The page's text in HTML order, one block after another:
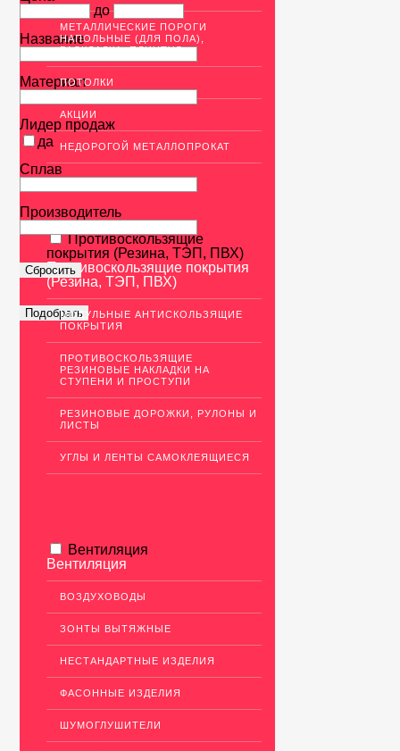
МЕТАЛЛИЧЕСКИЕ ПОРОГИ
НАПОЛЬНЫЕ (ДЛЯ ПОЛА),
РАСКЛАДКА, ПЛИНТУС
ПОТОЛКИ
АКЦИИ
НЕДОРОГОЙ МЕТАЛЛОПРОКАТ
Противоскользящие
покрытия (Резина, ТЭП, ПВХ)
Противоскользящие покрытия
(Резина, ТЭП, ПВХ)
МОДУЛЬНЫЕ АНТИСКОЛЬЗЯЩИЕ
ПОКРЫТИЯ
ПРОТИВОСКОЛЬЗЯЩИЕ
РЕЗИНОВЫЕ НАКЛАДКИ НА
СТУПЕНИ И ПРОСТУПИ
РЕЗИНОВЫЕ ДОРОЖКИ, РУЛОНЫ И
ЛИСТЫ
УГЛЫ И ЛЕНТЫ САМОКЛЕЯЩИЕСЯ
Вентиляция
Вентиляция
ВОЗДУХОВОДЫ
ЗОНТЫ ВЫТЯЖНЫЕ
НЕСТАНДАРТНЫЕ ИЗДЕЛИЯ
ФАСОННЫЕ ИЗДЕЛИЯ
ШУМОГЛУШИТЕЛИ
до
Название
Материал
Лидер продаж
да
Сплав
Производитель